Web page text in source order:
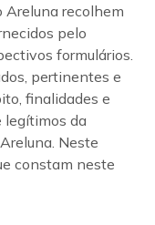
Areluna recolhem
pelo
formulários.
pertinentes e
finalidades e
legítimos da
Neste
constam neste